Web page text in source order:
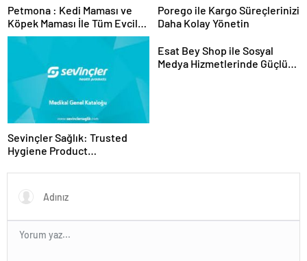
Petmona : Kedi Maması ve
Köpek Maması İle Tüm Evcil
Hayvan Ürünleri
Porego ile Kargo Süreçlerinizi
Daha Kolay Yönetin
Sevinçler Sağlık: Trusted
Hygiene Product
Esat Bey Shop ile Sosyal
Medya Hizmetlerinde Güçlü